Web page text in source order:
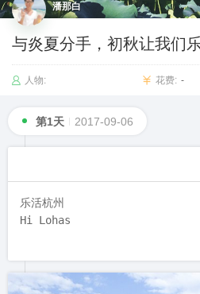
潘那白
与炎夏分手，初秋让我们
人物: 花费: -
第1天 2017-09-06
乐活杭州
Hi Lohas